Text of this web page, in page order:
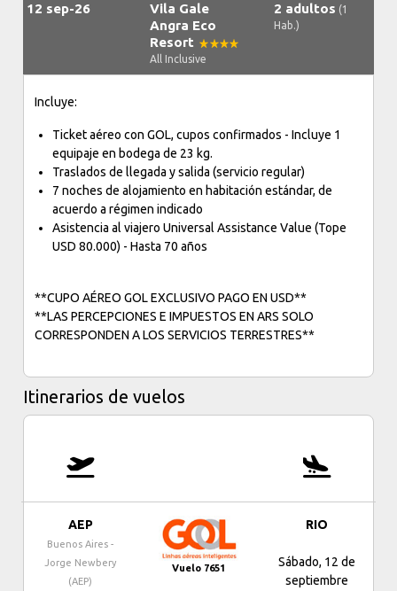
12 sep-26
Vila Gale
Angra Eco
Resort
All Inclusive
2 adultos (1
Hab.)
Incluye:
Ticket aéreo con GOL, cupos confirmados - Incluye 1
equipaje en bodega de 23 kg.
Traslados de llegada y salida (servicio regular)
7 noches de alojamiento en habitación estándar, de
acuerdo a régimen indicado
Asistencia al viajero Universal Assistance Value (Tope
USD 80.000) - Hasta 70 años
**CUPO AÉREO GOL EXCLUSIVO PAGO EN USD**
**LAS PERCEPCIONES E IMPUESTOS EN ARS SOLO
CORRESPONDEN A LOS SERVICIOS TERRESTRES**
Itinerarios de vuelos
AEP
Buenos Aires -
Jorge Newbery
(AEP)
Vuelo 7651
RIO
Sábado, 12 de
septiembre